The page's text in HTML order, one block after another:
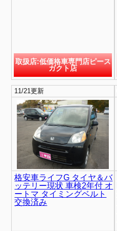
取扱店:低価格車専門店ピース
ガクト店
11/21更新
格安車ライフG タイヤ＆バ
ッテリー現状 車検2年付 オ
ートマ タイミングベルト
交換済み